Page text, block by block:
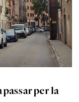
passar per la